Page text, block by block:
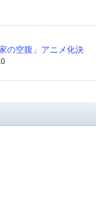
の空腹」アニメ化決